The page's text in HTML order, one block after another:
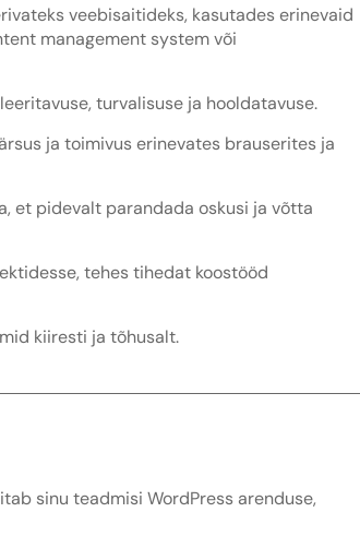
veebisaitideks, kasutades erinevaid
management system või
turvalisuse ja hooldatavuse.
ja toimivus erinevates brauserites ja
et pidevalt parandada oskusi ja võtta
tehes tihedat koostööd
kiiresti ja tõhusalt.
sinu teadmisi WordPress arenduse,